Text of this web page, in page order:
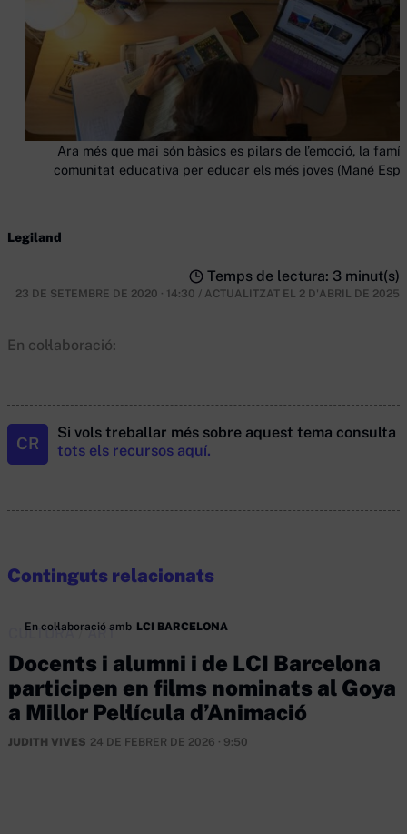
Ara més que mai són bàsics es pilars de l’emoció, la
comunitat educativa per educar els més joves (Mané
Legiland
Temps de lectura: 3 minut(s)
23 DE SETEMBRE DE 2020 · 14:30 / ACTUALITZAT EL 2 D'ABRIL DE 2025
En col·laboració:
CR
Si vols treballar més sobre aquest tema consulta
tots els recursos aquí.
Continguts relacionats
En col·laboració amb LCI BARCELONA
CULTURA/ART
Docents i alumni i de LCI Barcelona
participen en films nominats al Goya
a Millor Pel·lícula d’Animació
JUDITH VIVES 24 DE FEBRER DE 2026 · 9:50